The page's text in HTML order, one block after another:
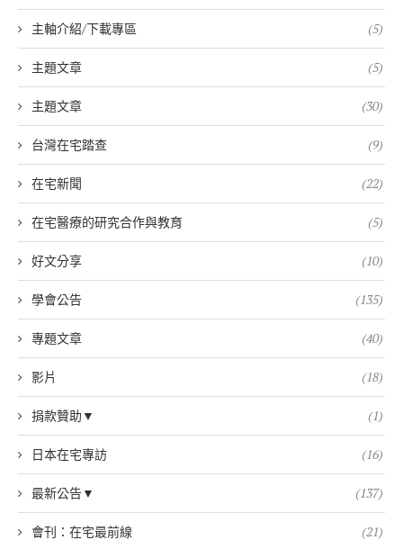
主軸介紹/下載專區 (5)
主題文章 (5)
主題文章 (30)
台灣在宅踏查 (9)
在宅新聞 (22)
在宅醫療的研究合作與教育 (5)
好文分享 (10)
學會公告 (135)
專題文章 (40)
影片 (18)
捐款贊助▼ (1)
日本在宅專訪 (16)
最新公告▼ (137)
會刊：在宅最前線 (21)